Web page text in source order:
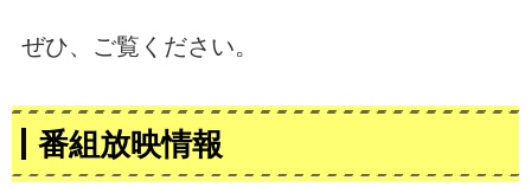
ぜひ、ご覧ください。
番組放映情報